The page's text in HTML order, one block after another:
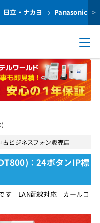
日立・ナカヨ Panasonic >
古ビジネスフォン販売店
：24ボタンIP標
す LAN配線対応 カールコ